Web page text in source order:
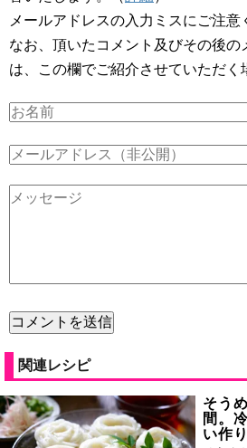
メールアドレスの入力ミスにご注意
なお、頂いたコメント及びその後の
は、この欄でご紹介させていただく
関連レシピ
そう
間。
い作